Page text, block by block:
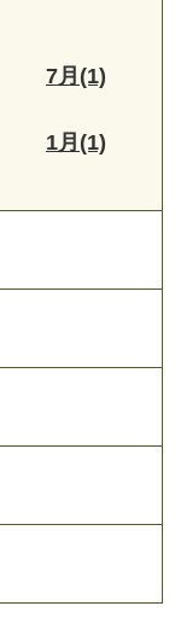
7月(1)
1月(1)